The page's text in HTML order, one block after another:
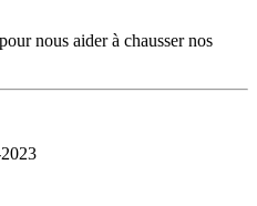
nous aider à chausser nos